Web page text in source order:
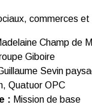
commerces et
Champ de
Giboire
Sevin
Quatuor OPC
: Mission de base